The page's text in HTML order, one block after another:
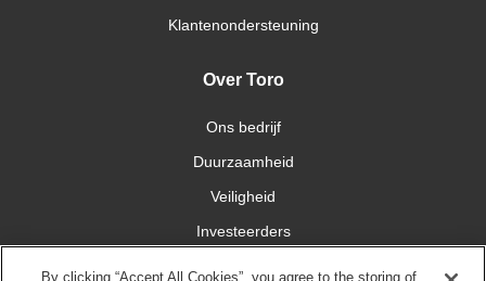
Klantenondersteuning
Over Toro
Ons bedrijf
Duurzaamheid
Veiligheid
Investeerders
By clicking “Accept All Cookies”, you agree to the storing of